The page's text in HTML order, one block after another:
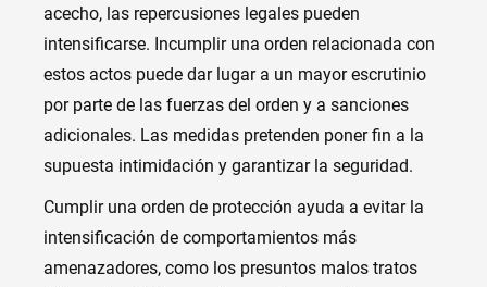
acecho, las repercusiones legales pueden
intensificarse. Incumplir una orden relacionada con
estos actos puede dar lugar a un mayor escrutinio
por parte de las fuerzas del orden y a sanciones
adicionales. Las medidas pretenden poner fin a la
supuesta intimidación y garantizar la seguridad.
Cumplir una orden de protección ayuda a evitar la
intensificación de comportamientos más
amenazadores, como los presuntos malos tratos